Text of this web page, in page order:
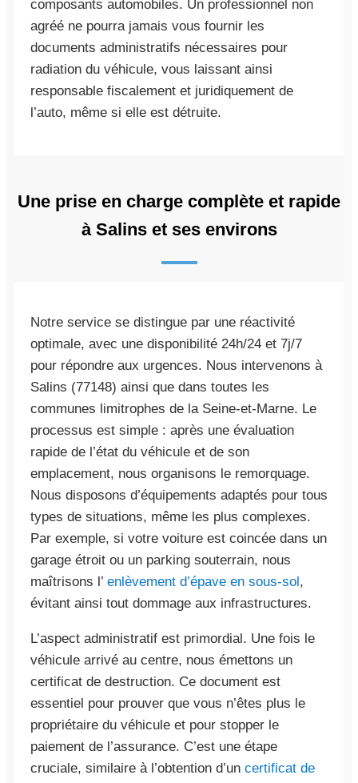
composants automobiles. Un professionnel non
agréé ne pourra jamais vous fournir les
documents administratifs nécessaires pour
radiation du véhicule, vous laissant ainsi
responsable fiscalement et juridiquement de
l’auto, même si elle est détruite.
Une prise en charge complète et rapide
à Salins et ses environs
Notre service se distingue par une réactivité
optimale, avec une disponibilité 24h/24 et 7j/7
pour répondre aux urgences. Nous intervenons à
Salins (77148) ainsi que dans toutes les
communes limitrophes de la Seine-et-Marne. Le
processus est simple : après une évaluation
rapide de l’état du véhicule et de son
emplacement, nous organisons le remorquage.
Nous disposons d’équipements adaptés pour tous
types de situations, même les plus complexes.
Par exemple, si votre voiture est coincée dans un
garage étroit ou un parking souterrain, nous
maîtrisons l’ enlèvement d’épave en sous-sol,
évitant ainsi tout dommage aux infrastructures.
L’aspect administratif est primordial. Une fois le
véhicule arrivé au centre, nous émettons un
certificat de destruction. Ce document est
essentiel pour prouver que vous n’êtes plus le
propriétaire du véhicule et pour stopper le
paiement de l’assurance. C’est une étape
cruciale, similaire à l’obtention d’un certificat de